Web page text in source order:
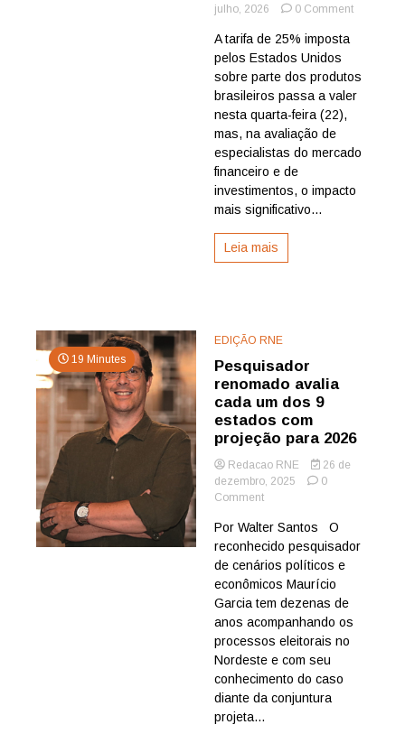
julho, 2026
0 Commenton
entra
veem
maior
A tarifa de 25% imposta
pelos Estados Unidos
sobre parte dos produtos
brasileiros passa a valer
nesta quarta-feira (22),
mas, na avaliação de
especialistas do mercado
financeiro e de
investimentos, o impacto
mais significativo...
Leia mais
19 Minutes
EDIÇÃO RNE
Pesquisador
renomado avalia
cada um dos 9
estados com
projeção para 2026
Redacao RNE
26 de
dezembro, 2025
0
Commenton
renomado
avalia
cada
9
estados
com
projeção
para
Por Walter Santos O
reconhecido pesquisador
de cenários políticos e
econômicos Maurício
Garcia tem dezenas de
anos acompanhando os
processos eleitorais no
Nordeste e com seu
conhecimento do caso
diante da conjuntura
projeta...